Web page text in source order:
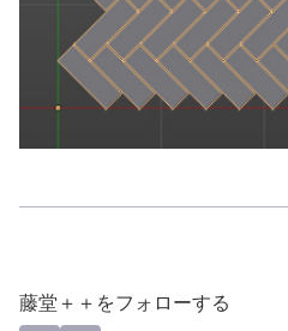
藤堂＋＋をフォローする